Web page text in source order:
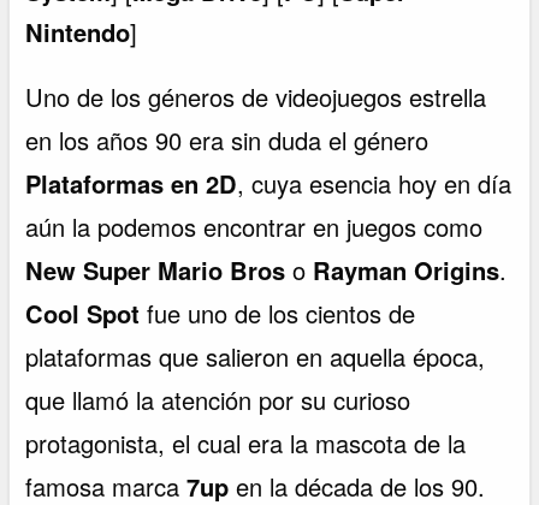
Nintendo]
Uno de los géneros de videojuegos estrella
en los años 90 era sin duda el género
Plataformas en 2D, cuya esencia hoy en día
aún la podemos encontrar en juegos como
New Super Mario Bros o Rayman Origins.
Cool Spot fue uno de los cientos de
plataformas que salieron en aquella época,
que llamó la atención por su curioso
protagonista, el cual era la mascota de la
famosa marca7up en la década de los 90.